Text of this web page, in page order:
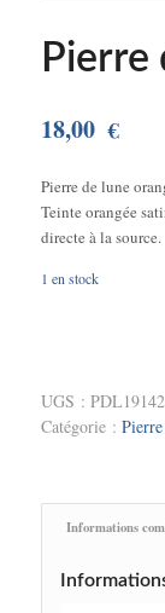
Pierre
18,00 €
Pierre de lune
Teinte orangée
directe à la source.
1 en stock
UGS : PDL19142
Catégorie :
Informations